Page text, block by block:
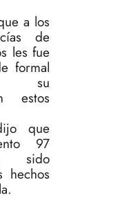
a los
de
les fue
formal
su
estos
que
97
sido
hechos